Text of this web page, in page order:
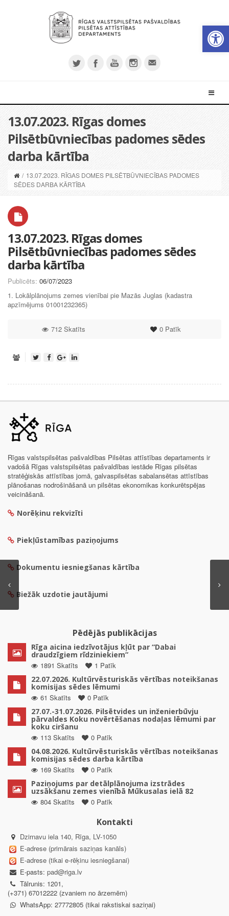
13.07.2023. Rīgas domes
Pilsētbūvniecības padomes sēdes
darba kārtība
/ 13.07.2023. RĪGAS DOMES PILSĒTBŪVNIECĪBAS PADOMES
SĒDES DARBA KĀRTĪBA
13.07.2023. Rīgas domes
Pilsētbūvniecības padomes sēdes
darba kārtība
Publicēts: 06/07/2023
1. Lokālplānojums zemes vienībai pie Mazās Juglas (kadastra
apzīmējums 01001232365)
0Patīk
712 Skatīts
Rīgas valstspilsētas pašvaldības Pilsētas attīstības departaments ir
vadošā Rīgas valstspilsētas pašvaldības iestāde Rīgas pilsētas
stratēģiskās attīstības jomā, galvaspilsētas sabalansētas attīstības
plānošanas nodrošināšanā un pilsētas ekonomikas konkurētspējas
veicināšanā.
Norēķinu rekvizīti
Piekļūstamības paziņojums
Dokumentu iesniegšanas kārtība
Biežāk uzdotie jautājumi
Pēdējās publikācijas
Rīga aicina iedzīvotājus kļūt par “Dabai
draudzīgiem rīdziniekiem”
1891 Skatīts
1 Patīk
22.07.2026. Kultūrvēsturiskās vērtības noteikšanas
komisijas sēdes lēmumi
61 Skatīts
0 Patīk
27.07.-31.07.2026. Pilsētvides un inženierbūvju
pārvaldes Koku novērtēšanas nodaļas lēmumi par
koku ciršanu
113 Skatīts
0 Patīk
04.08.2026. Kultūrvēsturiskās vērtības noteikšanas
komisijas sēdes darba kārtība
169 Skatīts
0 Patīk
Paziņojums par detālplānojuma izstrādes
uzsākšanu zemes vienībā Mūkusalas ielā 82
804 Skatīts
0 Patīk
Kontakti
Dzirnavu iela 140, Rīga, LV-1050
E-adrese (primārais saziņas kanāls)
E-adrese (tikai e-rēķinu iesniegšanai)
E-pasts: pad@riga.lv
Tālrunis: 1201,
(+371) 67012222 (zvaniem no ārzemēm)
WhatsApp: 27772805 (tikai rakstiskai saziņai)